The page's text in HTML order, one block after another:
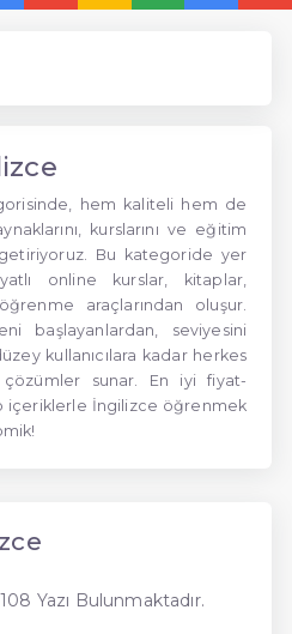
hem kaliteli hem de
kurslarını ve eğitim
Bu kategoride yer
online kurslar, kitaplar,
araçlarından oluşur.
başlayanlardan, seviyesini
kullanıcılara kadar herkes
sunar. En iyi fiyat-
içeriklerle İngilizce öğrenmek
Yazı Bulunmaktadır.